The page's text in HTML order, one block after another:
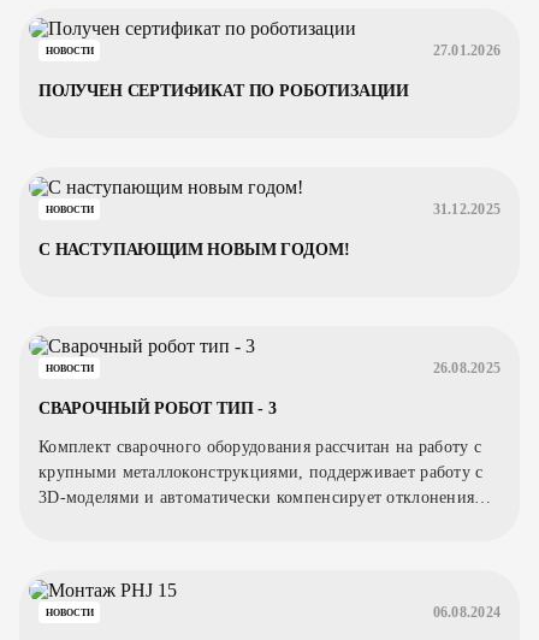
НОВОСТИ 27.01.2026
ПОЛУЧЕН СЕРТИФИКАТ ПО РОБОТИЗАЦИИ
НОВОСТИ 31.12.2025
С НАСТУПАЮЩИМ НОВЫМ ГОДОМ!
НОВОСТИ 26.08.2025
СВАРОЧНЫЙ РОБОТ ТИП - 3
Комплект сварочного оборудования рассчитан на работу с
крупными металлоконструкциями, поддерживает работу с
3D-моделями и автоматически компенсирует отклонения
НОВОСТИ 06.08.2024